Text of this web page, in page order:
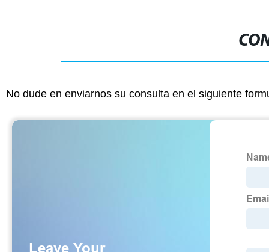
No dude en enviarnos su consulta en el siguiente